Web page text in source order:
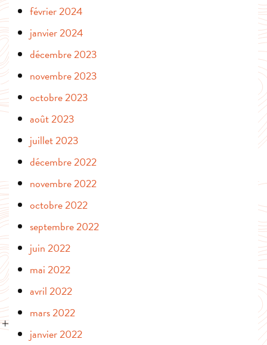
février 2024
janvier 2024
décembre 2023
novembre 2023
octobre 2023
août 2023
juillet 2023
décembre 2022
novembre 2022
octobre 2022
septembre 2022
juin 2022
mai 2022
avril 2022
mars 2022
janvier 2022